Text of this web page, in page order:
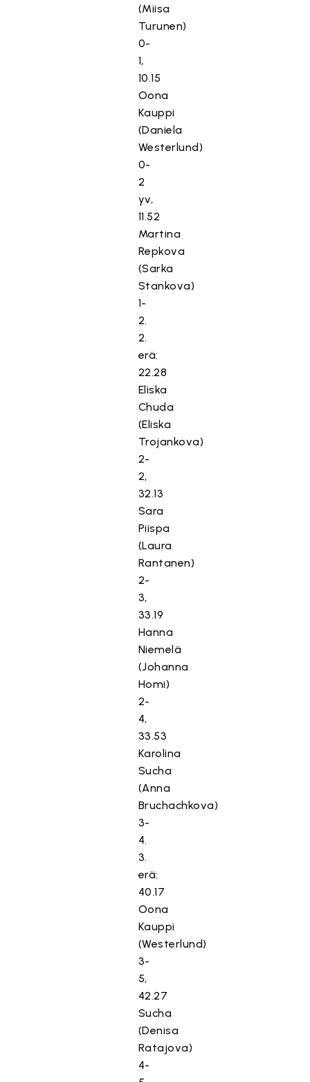
(Miisa
Turunen)
0-
1,
10.15
Oona
Kauppi
(Daniela
Westerlund)
0-
2
yv,
11.52
Martina
Repkova
(Sarka
Stankova)
1-
2.
2.
erä:
22.28
Eliska
Chuda
(Eliska
Trojankova)
2-
2,
32.13
Sara
Piispa
(Laura
Rantanen)
2-
3,
33.19
Hanna
Niemelä
(Johanna
Homi)
2-
4,
33.53
Karolina
Sucha
(Anna
Bruchachkova)
3-
4.
3.
erä:
40.17
Oona
Kauppi
(Westerlund)
3-
5,
42.27
Sucha
(Denisa
Ratajova)
4-